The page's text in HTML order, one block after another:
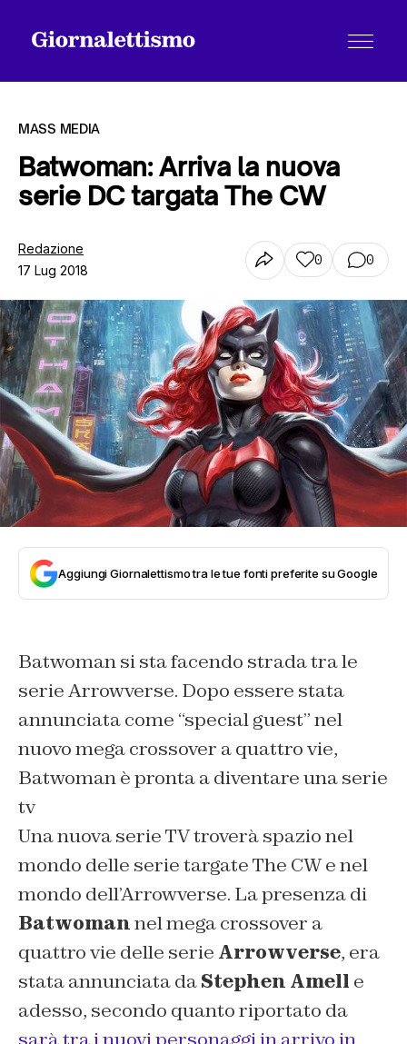
Tutti gli articoli
Chi siamo
Contatti
MASS MEDIA
Batwoman: Arriva la nuova
serie DC targata The CW
Redazione
17 Lug 2018
0 0
Aggiungi Giornalettismo tra le tue fonti preferite su Google
Batwoman si sta facendo strada tra le
serie Arrowverse. Dopo essere stata
annunciata come “special guest” nel
nuovo mega crossover a quattro vie,
Batwoman è pronta a diventare una serie
tv
Una nuova serie TV troverà spazio nel
mondo delle serie targate The CW e nel
mondo dell’Arrowverse. La presenza di
Batwomannel mega crossover a
quattro vie delle serie Arrowverse, era
stata annunciata daStephen Amell e
adesso, secondo quanto riportato da